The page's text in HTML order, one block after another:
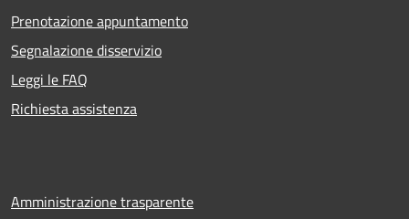
Prenotazione appuntamento
Segnalazione disservizio
Leggi le FAQ
Richiesta assistenza
Amministrazione trasparente